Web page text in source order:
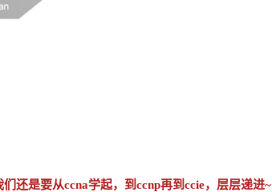
还是要从ccna学起，到ccnp再到ccie，层层递进~